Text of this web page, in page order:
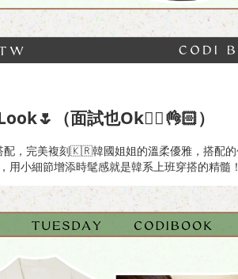
（面試也ok🙆‍♀️👌🏻）
配，完美複刻🇰🇷韓國姐姐的溫柔優雅，搭配
用小細節增添時髦感就是韓系上班穿搭的精髓